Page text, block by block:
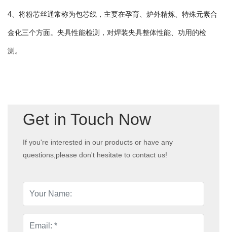
4、将粉芯丝通常称为包芯线，主要在孕育、炉外精炼、特殊元素合
金化三个方面。夹具性能检测，对焊装夹具整体性能、功用的检
测。
Get in Touch Now
If you're interested in our products or have any
questions,please don't hesitate to contact us!